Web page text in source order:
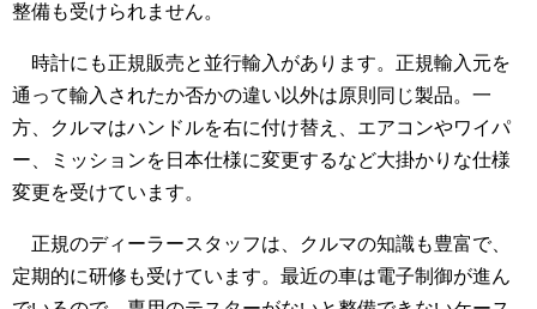
整備も受けられません。
時計にも正規販売と並行輸入があります。正規輸入元を
通って輸入されたか否かの違い以外は原則同じ製品。一
方、クルマはハンドルを右に付け替え、エアコンやワイパ
ー、ミッションを日本仕様に変更するなど大掛かりな仕様
変更を受けています。
正規のディーラースタッフは、クルマの知識も豊富で、
定期的に研修も受けています。最近の車は電子制御が進ん